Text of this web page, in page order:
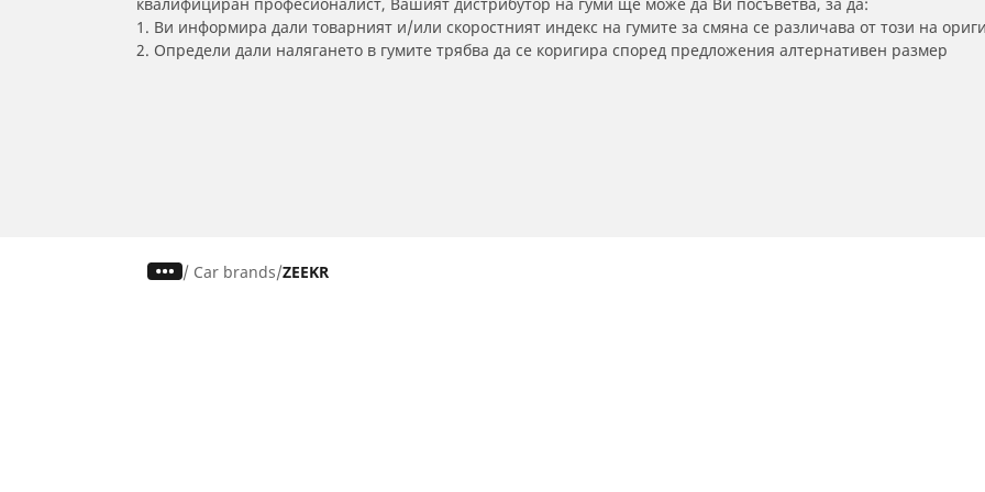
1. Ви информира дали товарният и/или скоростният индекс на гумите за смяна се различава от този на
2. Определи дали налягането в гумите трябва да се коригира според предложения алтернативен размер
/ Car brands ZEEKR